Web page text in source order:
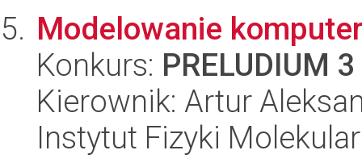
Modelowanie
Konkurs: PRELUDIUM 3
Kierownik: Artur
Instytut Fizyki